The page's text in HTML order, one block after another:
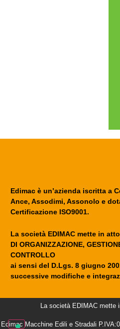
Edimac è un’azienda iscritta a
Ance, Assodimi, Assonolo e
Certificazione ISO9001.
La società EDIMAC mette in
DI ORGANIZZAZIONE,
CONTROLLO
ai sensi del D.Lgs. 8 giugno
successive modifiche e
La società EDIMAC mette
Edimac Macchine Edili e Stradali